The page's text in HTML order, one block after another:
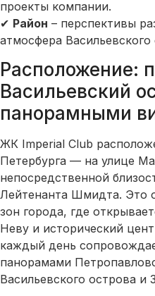
проекты компании.
✔ Район – перспективы
атмосфера Васильевского
Расположение:
Васильевский
панорамными
ЖК Imperial Club
Петербурга — на улице
непосредственной
Лейтенанта Шмидта. Это
зон города, где
Неву и исторический
каждый день
панорамами
Васильевского острова и